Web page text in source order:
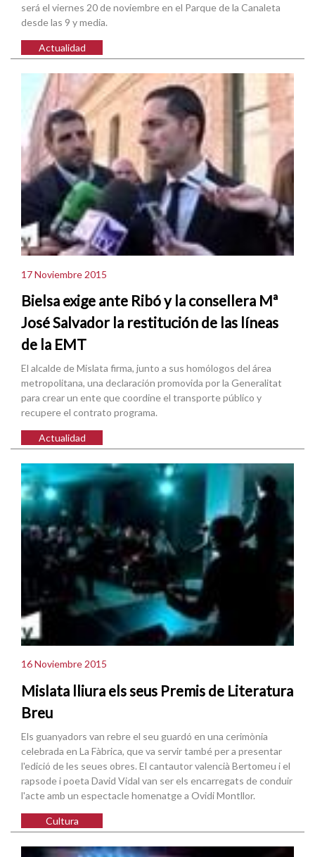
será el viernes 20 de noviembre en el Parque de la Canaleta
desde las 9 y media.
Actualidad
17 Noviembre 2015
Bielsa exige ante Ribó y la consellera Mª
José Salvador la restitución de las líneas
de la EMT
El alcalde de Mislata firma, junto a sus homólogos del área
metropolitana, una declaración promovida por la Generalitat
para crear un ente que coordine el transporte público y
recupere el contrato programa.
Actualidad
16 Noviembre 2015
Mislata lliura els seus Premis de Literatura
Breu
Els guanyadors van rebre el seu guardó en una cerimònia
celebrada en La Fàbrica, que va servir també per a presentar
l'edició de les seues obres. El cantautor valencià Bertomeu i el
rapsode i poeta David Vidal van ser els encarregats de conduir
l'acte amb un espectacle homenatge a Ovidi Montllor.
Cultura